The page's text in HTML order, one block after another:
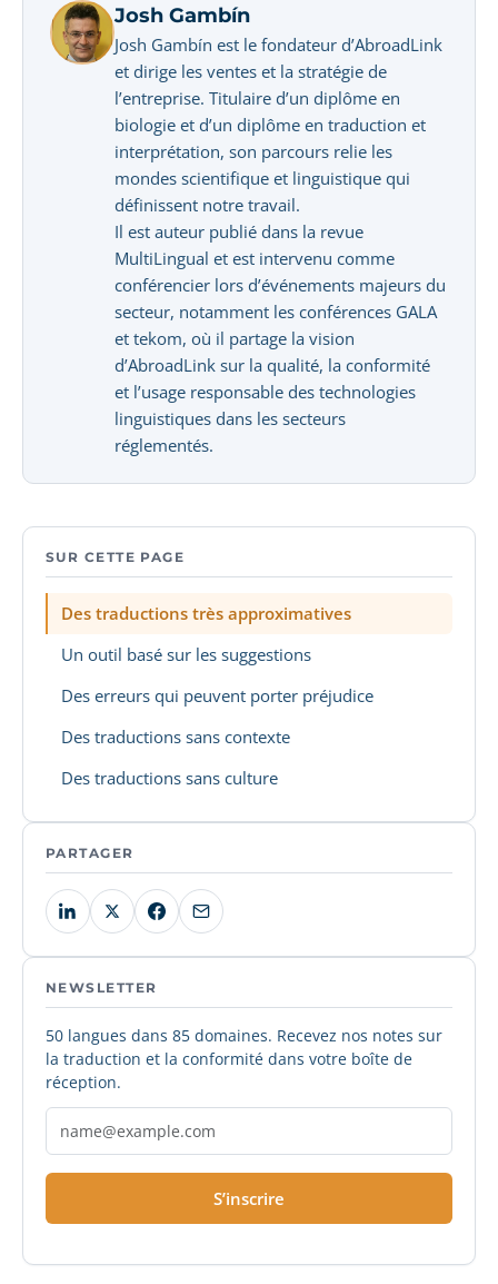
Josh Gambín
Josh Gambín est le fondateur d’AbroadLink
et dirige les ventes et la stratégie de
l’entreprise. Titulaire d’un diplôme en
biologie et d’un diplôme en traduction et
interprétation, son parcours relie les
mondes scientifique et linguistique qui
définissent notre travail.
Il est auteur publié dans la revue
MultiLingual et est intervenu comme
conférencier lors d’événements majeurs du
secteur, notamment les conférences GALA
et tekom, où il partage la vision
d’AbroadLink sur la qualité, la conformité
et l’usage responsable des technologies
linguistiques dans les secteurs
réglementés.
SUR CETTE PAGE
Des traductions très approximatives
Un outil basé sur les suggestions
Des erreurs qui peuvent porter préjudice
Des traductions sans contexte
Des traductions sans culture
PARTAGER
NEWSLETTER
50 langues dans 85 domaines. Recevez nos notes sur
la traduction et la conformité dans votre boîte de
réception.
S’inscrire